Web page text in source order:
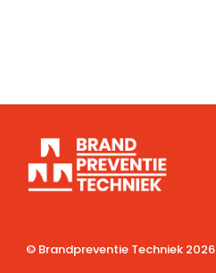
© Brandpreventie Techniek 2026